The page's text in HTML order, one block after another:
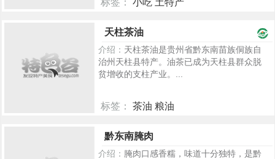
标签： 小吃 土特产
天柱茶油
介绍： 天柱茶油是贵州省黔东南苗族侗族自
治州天柱县特产。油茶已成为天柱县群众脱
贫增收的支柱产业。...
标签： 茶油 粮油
黔东南腌肉
介绍： 腌肉口感香糯，味道十分独特，是黔